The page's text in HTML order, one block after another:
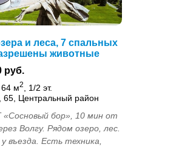
и леса, 7 спальных
животные
руб.
64 м2
, 1/2 эт.
65, Центральный район
бор», 10 мин от
Волгу. Рядом озеро, лес.
въезда. Есть техника,